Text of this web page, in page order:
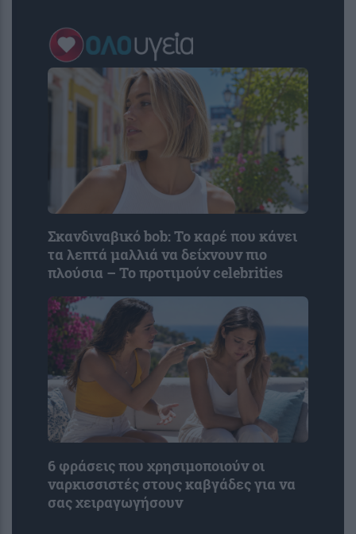
Σκανδιναβικό bob: Το καρέ που κάνει
τα λεπτά μαλλιά να δείχνουν πιο
πλούσια – Το προτιμούν celebrities
6 φράσεις που χρησιμοποιούν οι
ναρκισσιστές στους καβγάδες για να
σας χειραγωγήσουν